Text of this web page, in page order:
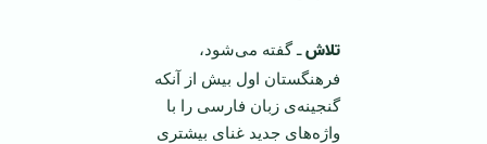
تلاشـ گفته می‌شود،
فرهنگستان اول بیش از آنكه
گنجینه‌ی زبان فارسی را با
واژه‌های جدید غنای بیشتری